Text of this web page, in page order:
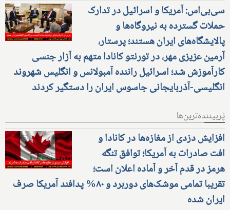
سی‌بی‌اس: آمریکا و اسرائیل در تدارک
حملات گسترده به نیروگاه‌ها و
پالایشگاه‌های ایران هستند؛ پرستار،
آرمین عزیزی مهر، در تورنتو کانادا متهم به آزار جنسی
کارآموزش شد؛ اسرائیل راننده آمبولانس و انگلیس شهروند
انگلیسی-آذربایجانی جاسوس ایران را دستگیر کردند
پُربیننده‌ترین‌ها
افزایش دزدی از مغازه‌ها در کانادا و
افت صادرات به آمریکا؛ توافق تنگه
هرمز در قدم آخر و آماده اعلان است؛
تقریبا تمامی موشک‌های دوربرد و ۸۰% پدافند آمریکا صرف
ایران شده